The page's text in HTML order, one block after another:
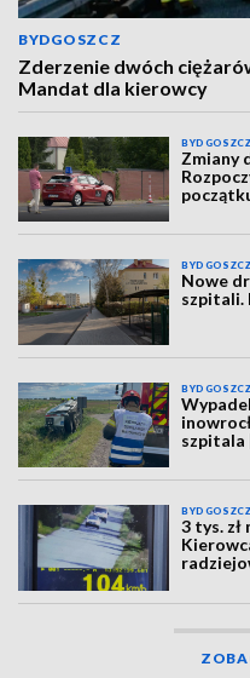
BYDGOSZCZ
Zderzenie dwóch
Mandat dla kierowcy
BYDGOSZCZ
Zmiany
BYDGOSZCZ
Nowe
szpitali.
BYDGOSZCZ
szpitala
BYDGOSZCZ
3 tys. zł